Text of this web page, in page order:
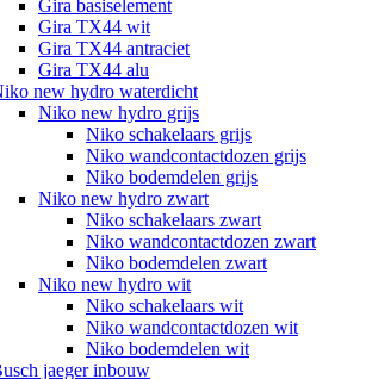
Gira basiselement
Gira TX44 wit
Gira TX44 antraciet
Gira TX44 alu
new hydro waterdicht
Niko new hydro grijs
Niko schakelaars grijs
Niko wandcontactdozen grijs
Niko bodemdelen grijs
Niko new hydro zwart
Niko schakelaars zwart
Niko wandcontactdozen zwart
Niko bodemdelen zwart
Niko new hydro wit
Niko schakelaars wit
Niko wandcontactdozen wit
Niko bodemdelen wit
jaeger inbouw